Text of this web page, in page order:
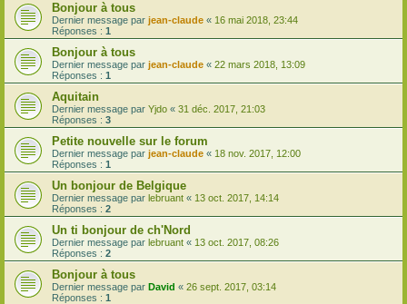
Bonjour à tous
Dernier message par jean-claude « 16 mai 2018, 23:44
Réponses : 1
Bonjour à tous
Dernier message par jean-claude « 22 mars 2018, 13:09
Réponses : 1
Aquitain
Dernier message par Yjdo « 31 déc. 2017, 21:03
Réponses : 3
Petite nouvelle sur le forum
Dernier message par jean-claude « 18 nov. 2017, 12:00
Réponses : 1
Un bonjour de Belgique
Dernier message par lebruant « 13 oct. 2017, 14:14
Réponses : 2
Un ti bonjour de ch'Nord
Dernier message par lebruant « 13 oct. 2017, 08:26
Réponses : 2
Bonjour à tous
Dernier message par David « 26 sept. 2017, 03:14
Réponses : 1